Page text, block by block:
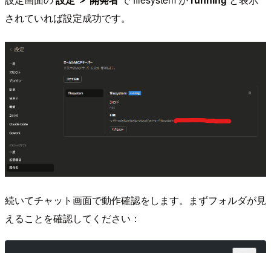
されていれば設定成功です。
続いてチャット画面で動作確認をします。まずフォルダが見
えることを確認してください：